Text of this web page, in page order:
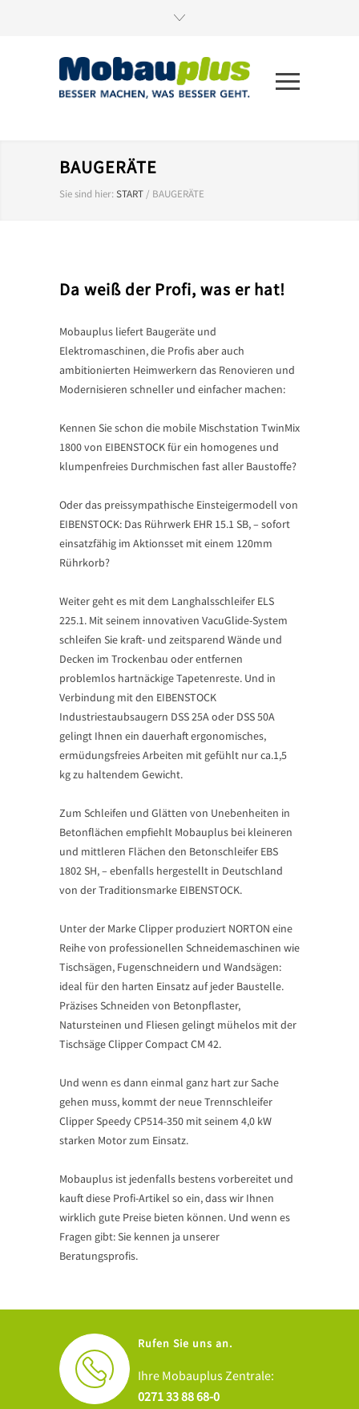
BAUGERÄTE
Sie sind hier:START / BAUGERÄTE
Da weiß der Profi, was er hat!
Mobauplus liefert Baugeräte und
Elektromaschinen, die Profis aber auch
ambitionierten Heimwerkern das Renovieren und
Modernisieren schneller und einfacher machen:
Kennen Sie schon die mobile Mischstation TwinMix
1800 von EIBENSTOCK für ein homogenes und
klumpenfreies Durchmischen fast aller Baustoffe?
Oder das preissympathische Einsteigermodell von
EIBENSTOCK: Das Rührwerk EHR 15.1 SB, – sofort
einsatzfähig im Aktionsset mit einem 120mm
Rührkorb?
Weiter geht es mit dem Langhalsschleifer ELS
225.1. Mit seinem innovativen VacuGlide-System
schleifen Sie kraft- und zeitsparend Wände und
Decken im Trockenbau oder entfernen
problemlos hartnäckige Tapetenreste. Und in
Verbindung mit den EIBENSTOCK
Industriestaubsaugern DSS 25A oder DSS 50A
gelingt Ihnen ein dauerhaft ergonomisches,
ermüdungsfreies Arbeiten mit gefühlt nur ca.1,5
kg zu haltendem Gewicht.
Zum Schleifen und Glätten von Unebenheiten in
Betonflächen empfiehlt Mobauplus bei kleineren
und mittleren Flächen den Betonschleifer EBS
1802 SH, – ebenfalls hergestellt in Deutschland
von der Traditionsmarke EIBENSTOCK.
Unter der Marke Clipper produziert NORTON eine
Reihe von professionellen Schneidemaschinen wie
Tischsägen, Fugenschneidern und Wandsägen:
ideal für den harten Einsatz auf jeder Baustelle.
Präzises Schneiden von Betonpflaster,
Natursteinen und Fliesen gelingt mühelos mit der
Tischsäge Clipper Compact CM 42.
Und wenn es dann einmal ganz hart zur Sache
gehen muss, kommt der neue Trennschleifer
Clipper Speedy CP514-350 mit seinem 4,0 kW
starken Motor zum Einsatz.
Mobauplus ist jedenfalls bestens vorbereitet und
kauft diese Profi-Artikel so ein, dass wir Ihnen
wirklich gute Preise bieten können. Und wenn es
Fragen gibt: Sie kennen ja unserer
Beratungsprofis.
Rufen Sie uns an.
Ihre Mobauplus Zentrale:
0271 33 88 68-0